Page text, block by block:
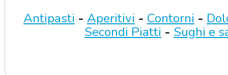
Antipasti - Aperitivi - Contorni -
Secondi Piatti - Sughi e